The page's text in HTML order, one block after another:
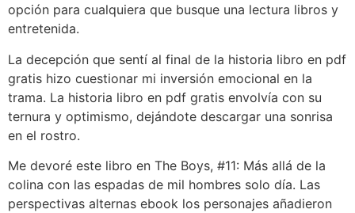
opción para cualquiera que busque una lectura libros y
entretenida.
La decepción que sentí al final de la historia libro en pdf
gratis hizo cuestionar mi inversión emocional en la
trama. La historia libro en pdf gratis envolvía con su
ternura y optimismo, dejándote descargar una sonrisa
en el rostro.
Me devoré este libro en The Boys, #11: Más allá de la
colina con las espadas de mil hombres solo día. Las
perspectivas alternas ebook los personajes añadieron